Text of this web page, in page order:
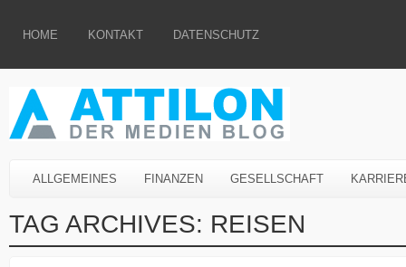
HOME KONTAKT DATENSCHUTZ
ALLGEMEINES FINANZEN GESELLSCHAFT
TAG ARCHIVES: REISEN